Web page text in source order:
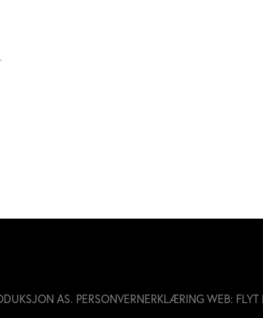
AS. PERSONVERNERKLÆRINGWEB: